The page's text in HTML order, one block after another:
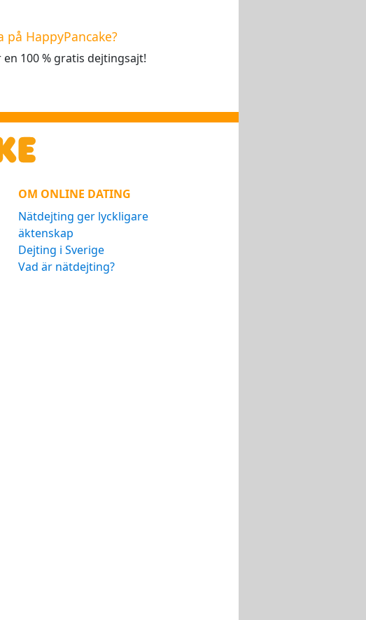
HappyPancake?
100 % gratis dejtingsajt!
OM ONLINE DATING
Nätdejting ger lyckligare
äktenskap
Dejting i Sverige
Vad är nätdejting?